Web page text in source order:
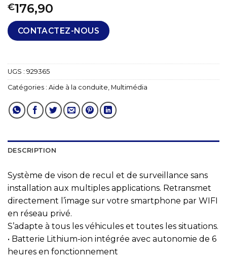
€176,90
CONTACTEZ-NOUS
UGS : 929365
Catégories : Aide à la conduite, Multimédia
DESCRIPTION
Système de vison de recul et de surveillance sans
installation aux multiples applications. Retransmet
directement l’image sur votre smartphone par WIFI
en réseau privé.
S’adapte à tous les véhicules et toutes les situations.
• Batterie Lithium-ion intégrée avec autonomie de 6
heures en fonctionnement